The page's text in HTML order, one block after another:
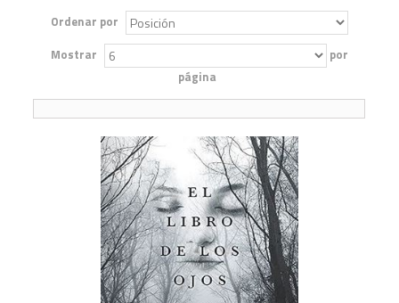
Ordenar por
Mostrar
por
página